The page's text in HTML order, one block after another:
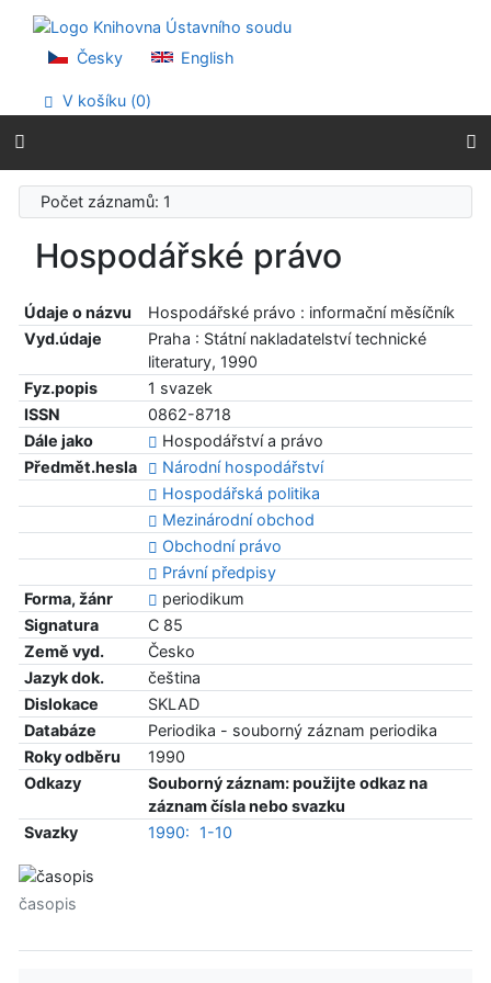
Přejít na menu
Prohlášení o webové přístupnosti
Česky English
V košíku (0)
Počet záznamů: 1
Hospodářské právo
Údaje o názvu
Hospodářské právo : informační měsíčník
Vyd.údaje
Praha : Státní nakladatelství technické
literatury, 1990
Fyz.popis
1 svazek
ISSN
0862-8718
Dále jako
Hospodářství a právo
Předmět.hesla
Národní hospodářství
Hospodářská politika
Mezinárodní obchod
Obchodní právo
Právní předpisy
Forma, žánr
periodikum
Signatura
C 85
Země vyd.
Česko
Jazyk dok.
čeština
Dislokace
SKLAD
Databáze
Periodika - souborný záznam periodika
Roky odběru
1990
Odkazy
Souborný záznam: použijte odkaz na
záznam čísla nebo svazku
Svazky
1990: 1-10
časopis